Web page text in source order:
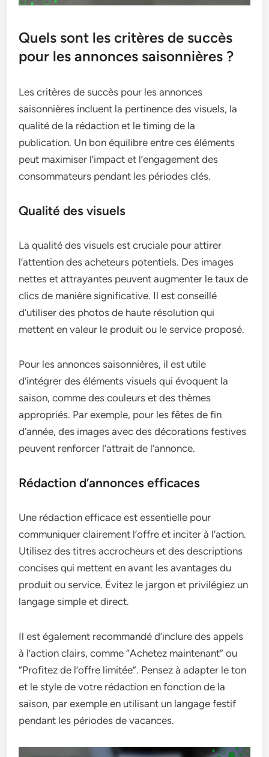
Quels sont les critères de succès
pour les annonces saisonnières ?
Les critères de succès pour les annonces
saisonnières incluent la pertinence des visuels, la
qualité de la rédaction et le timing de la
publication. Un bon équilibre entre ces éléments
peut maximiser l’impact et l’engagement des
consommateurs pendant les périodes clés.
Qualité des visuels
La qualité des visuels est cruciale pour attirer
l’attention des acheteurs potentiels. Des images
nettes et attrayantes peuvent augmenter le taux de
clics de manière significative. Il est conseillé
d’utiliser des photos de haute résolution qui
mettent en valeur le produit ou le service proposé.
Pour les annonces saisonnières, il est utile
d’intégrer des éléments visuels qui évoquent la
saison, comme des couleurs et des thèmes
appropriés. Par exemple, pour les fêtes de fin
d’année, des images avec des décorations festives
peuvent renforcer l’attrait de l’annonce.
Rédaction d’annonces efficaces
Une rédaction efficace est essentielle pour
communiquer clairement l’offre et inciter à l’action.
Utilisez des titres accrocheurs et des descriptions
concises qui mettent en avant les avantages du
produit ou service. Évitez le jargon et privilégiez un
langage simple et direct.
Il est également recommandé d’inclure des appels
à l’action clairs, comme “Achetez maintenant” ou
“Profitez de l’offre limitée”. Pensez à adapter le ton
et le style de votre rédaction en fonction de la
saison, par exemple en utilisant un langage festif
pendant les périodes de vacances.